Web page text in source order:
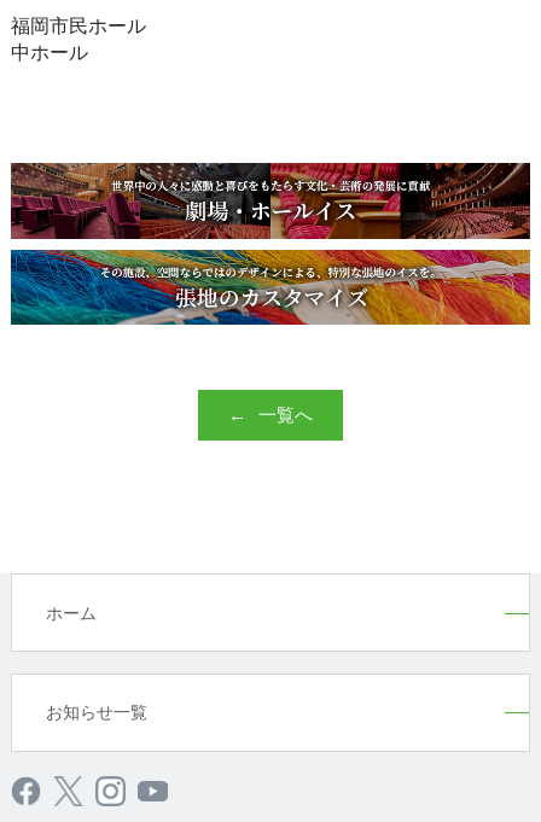
福岡市民ホール
中ホール
一覧へ
ホーム
お知らせ一覧